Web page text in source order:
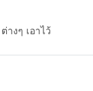
งๆ เอาไว้